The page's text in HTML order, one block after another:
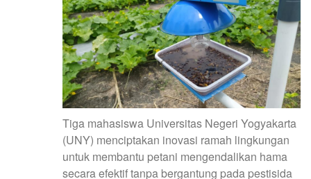
Smart
Farming
untuk
Regenerasi
Peternak
Gen
Z
Tiga mahasiswa Universitas Negeri Yogyakarta
(UNY) menciptakan inovasi ramah lingkungan
untuk membantu petani mengendalikan hama
secara efektif tanpa bergantung pada pestisida